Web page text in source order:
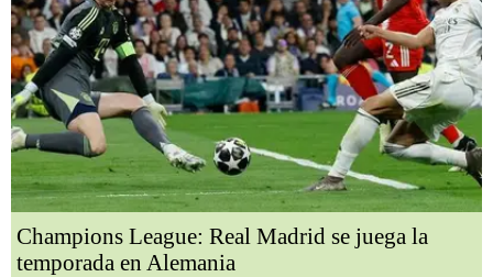
Champions League: Real Madrid se juega la
temporada en Alemania